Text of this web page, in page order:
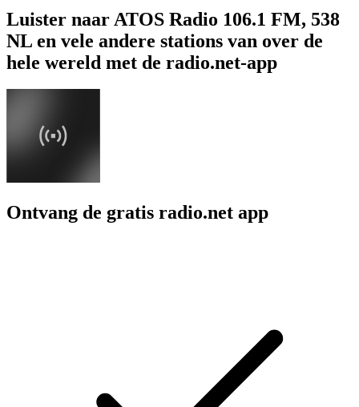
Luister naar ATOS Radio 106.1 FM, 538
NL en vele andere stations van over de
hele wereld met de radio.net-app
Ontvang de gratis radio.net app